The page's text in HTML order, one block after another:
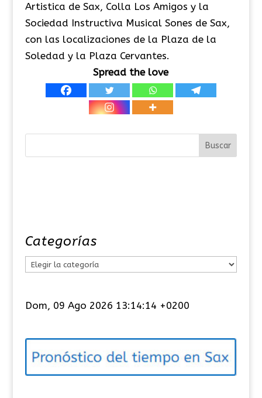
Artistica de Sax, Colla Los Amigos y la
Sociedad Instructiva Musical Sones de Sax,
con las localizaciones de la Plaza de la
Soledad y la Plaza Cervantes.
Spread the love
Categorías
e
o
í
Dom, 09 Ago 2026 13:14:15 +0200